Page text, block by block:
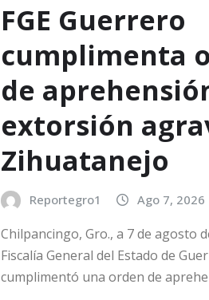
FGE Guerrero
cumplimenta
de
extorsión
Zihuatanejo
Reportegro1 Ago 7, 2026
Chilpancingo, Gro., a 7 de agosto
Fiscalía General del Estado de
cumplimentó una orden de